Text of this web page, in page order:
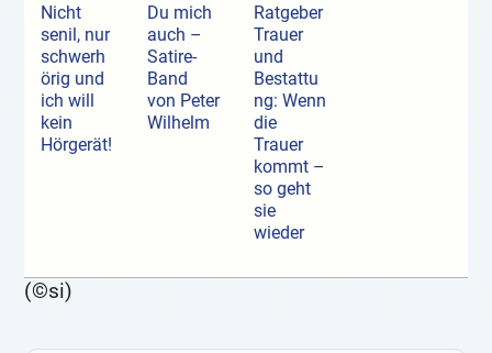
Nicht
senil, nur
schwerh
örig und
ich will
kein
Hörgerät!
Du mich
auch –
Satire-
Band
von Peter
Wilhelm
Ratgeber
Trauer
und
Bestattu
ng: Wenn
die
Trauer
kommt –
so geht
sie
wieder
(©si)